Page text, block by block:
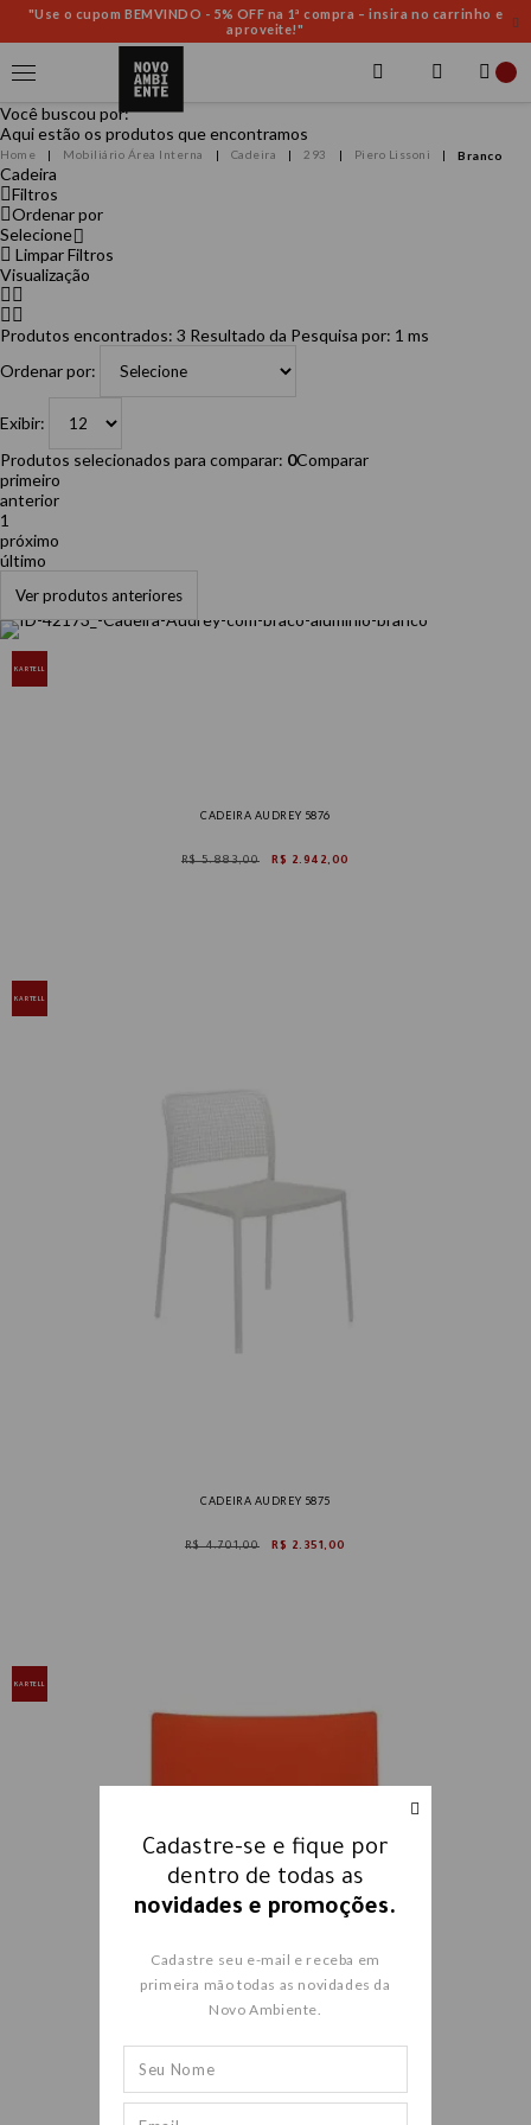
"Use o cupom BEMVINDO - 5% OFF na 1ª compra – insira no carrinho e
aproveite!"
Você buscou por:
Aqui estão os produtos que encontramos
Mobiliário Área Interna Cadeira 293 Piero Lissoni Branco
Cadeira
Filtros
Ordenar por
Selecione
Limpar Filtros
Visualização
Produtos encontrados: 3 Resultado da Pesquisa por: 1 ms
Ordenar por:
Exibir:
Produtos selecionados para comparar: 0Comparar
primeiro
anterior
1
próximo
último
Ver produtos anteriores
CADEIRA AUDREY 5876
R$ 5.883,00 R$ 2.942,00
KARTELL
CADEIRA AUDREY 5875
R$ 4.701,00 R$ 2.351,00
KARTELL
KARTELL
Cadastre-se e fique por
dentro de todas as
novidades e promoções.
Cadastre seu e-mail e receba em
primeira mão todas as novidades da
Novo Ambiente.